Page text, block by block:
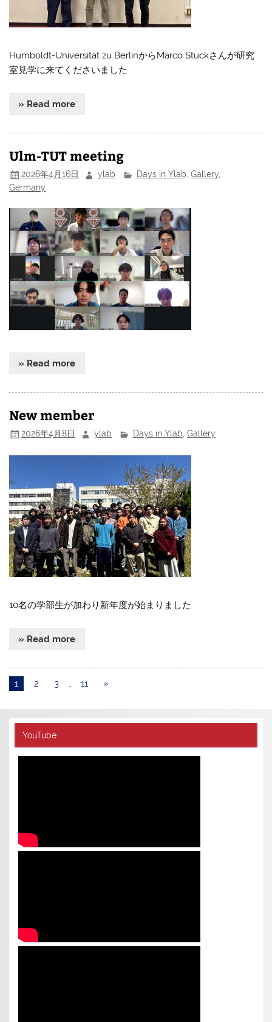
Humboldt-Universität zu BerlinからMarco Stuckさんが研究
室見学に来てくださいました
» Read more
Ulm-TUT meeting
2026年4月16日 ylab Days in Ylab Gallery,
Germany
» Read more
New member
2026年4月8日 ylab Days in Ylab Gallery
10名の学部生が加わり新年度が始まりました
» Read more
1 2 3 … 11 »
YouTube